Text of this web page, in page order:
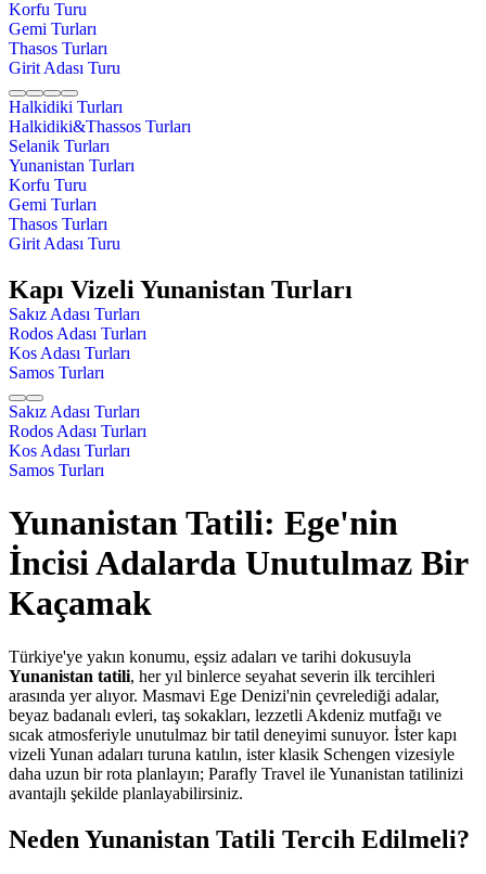
Korfu Turu
Gemi Turları
Thasos Turları
Girit Adası Turu
Halkidiki Turları
Halkidiki&Thassos Turları
Selanik Turları
Yunanistan Turları
Korfu Turu
Gemi Turları
Thasos Turları
Girit Adası Turu
Kapı Vizeli Yunanistan Turları
Sakız Adası Turları
Rodos Adası Turları
Kos Adası Turları
Samos Turları
Sakız Adası Turları
Rodos Adası Turları
Kos Adası Turları
Samos Turları
Yunanistan Tatili: Ege'nin
İncisi Adalarda Unutulmaz Bir
Kaçamak
Türkiye'ye yakın konumu, eşsiz adaları ve tarihi dokusuyla
Yunanistan tatili, her yıl binlerce seyahat severin ilk tercihleri
arasında yer alıyor. Masmavi Ege Denizi'nin çevrelediği adalar,
beyaz badanalı evleri, taş sokakları, lezzetli Akdeniz mutfağı ve
sıcak atmosferiyle unutulmaz bir tatil deneyimi sunuyor. İster kapı
vizeli Yunan adaları turuna katılın, ister klasik Schengen vizesiyle
daha uzun bir rota planlayın; Parafly Travel ile Yunanistan tatilinizi
avantajlı şekilde planlayabilirsiniz.
Neden Yunanistan Tatili Tercih Edilmeli?